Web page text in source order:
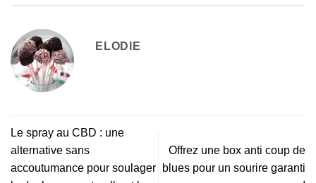
ELODIE
Le spray au CBD : une
alternative sans
accoutumance pour soulager
Offrez une box anti coup de
blues pour un sourire garanti